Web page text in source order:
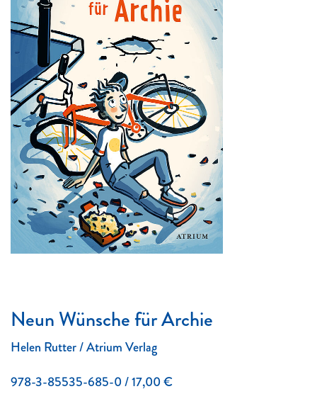
Neun Wünsche für Archie
Helen Rutter / Atrium Verlag
978-3-85535-685-0 / 17,00 €